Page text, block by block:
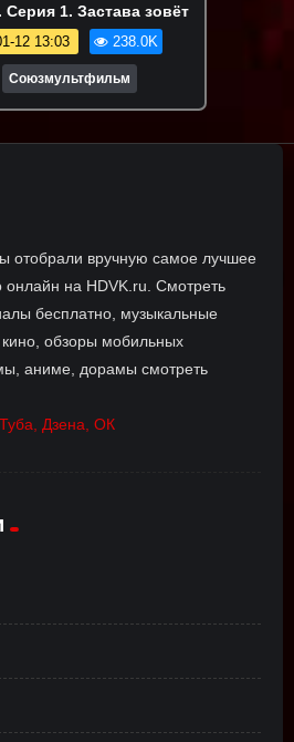
Серия 1. Застава зовёт
12 13:03 238.0K
Союзмультфильм
отобрали вручную самое лучшее
онлайн на HDVK.ru. Смотреть
бесплатно, музыкальные
обзоры мобильных
аниме, дорамы смотреть
Дзена, ОК